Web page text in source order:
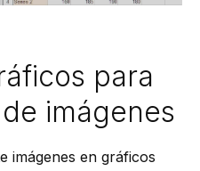
para
imágenes
imágenes en gráficos